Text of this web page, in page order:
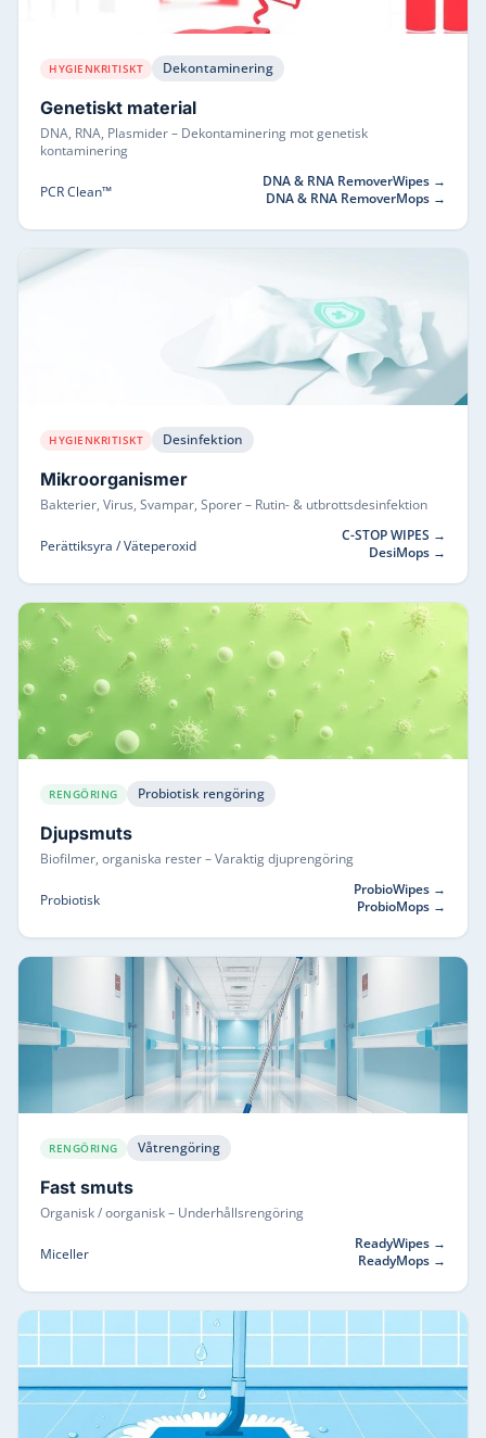
HYGIENKRITISKT Dekontaminering
Genetiskt material
DNA, RNA, Plasmider– Dekontaminering mot genetisk
kontaminering
PCR Clean™
DNA & RNA RemoverWipes →
DNA & RNA RemoverMops →
HYGIENKRITISKT Desinfektion
Mikroorganismer
Bakterier, Virus, Svampar, Sporer– Rutin- & utbrottsdesinfektion
Perättiksyra / Väteperoxid
C-STOP WIPES →
DesiMops →
RENGÖRING Probiotisk rengöring
Djupsmuts
Biofilmer, organiska rester–Varaktig djuprengöring
Probiotisk
ProbioWipes →
ProbioMops →
RENGÖRING Våtrengöring
Fast smuts
Organisk / oorganisk– Underhållsrengöring
Miceller
ReadyWipes →
ReadyMops →